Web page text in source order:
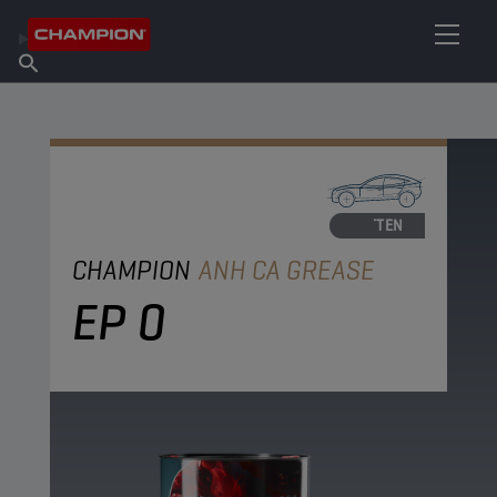
Over Champion
Vind een verkooppunt
VETTEN
CHAMPION ANH CA GREASE
EP 0